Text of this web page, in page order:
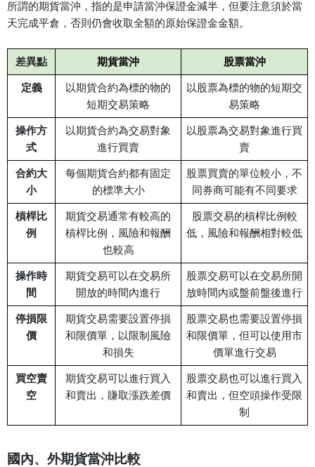
所謂的期貨當沖，指的是申請當沖保證金減半，但要注意須於當
天完成平倉，否則仍會收取全額的原始保證金金額。
差異點 期貨當沖 股票當沖
定義
以期貨合約為標的物的
短期交易策略
以股票為標的物的短期交
易策略
操作方
式
以期貨合約為交易對象
進行買賣
以股票為交易對象進行買
賣
合約大
小
每個期貨合約都有固定
的標準大小
股票買賣的單位較小，不
同券商可能有不同要求
槓桿比
例
期貨交易通常有較高的
槓桿比例，風險和報酬
也較高
股票交易的槓桿比例較
低，風險和報酬相對較低
操作時
間
期貨交易可以在交易所
開放的時間內進行
股票交易可以在交易所開
放時間內或盤前盤後進行
停損限
價
期貨交易需要設置停損
和限價單，以限制風險
和損失
股票交易也需要設置停損
和限價單，但可以使用市
價單進行交易
買空賣
空
期貨交易可以進行買入
和賣出，賺取漲跌差價
股票交易也可以進行買入
和賣出，但空頭操作受限
制
國內、 外期貨當沖比較